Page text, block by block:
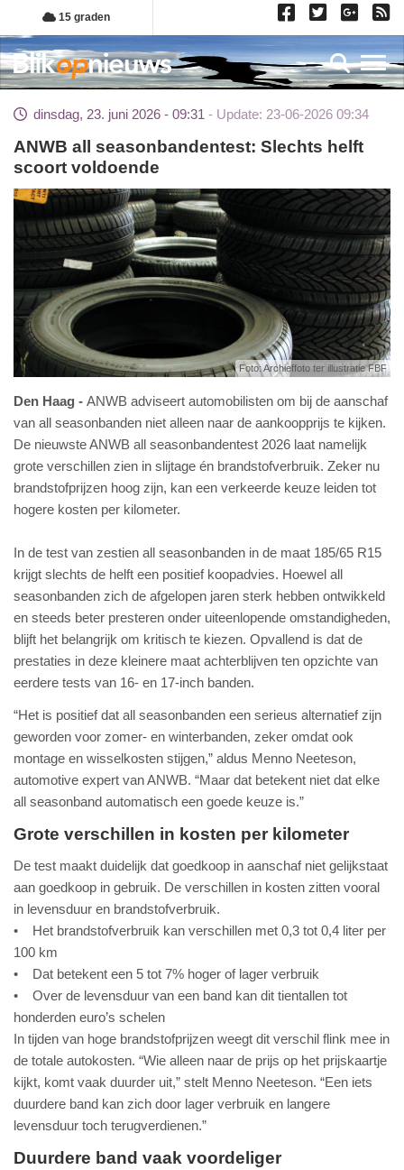
Overslaan
en
naar
de
gaan
15 graden
dinsdag, 23. juni 2026 - 09:31 Update: 23-06-2026 09:34
ANWB all seasonbandentest: Slechts helft
scoort voldoende
Foto: Archieffoto ter illustratie FBF
Den Haag
ANWB adviseert automobilisten om bij de aanschaf
van all seasonbanden niet alleen naar de aankoopprijs te kijken.
De nieuwste ANWB all seasonbandentest 2026 laat namelijk
grote verschillen zien in slijtage én brandstofverbruik. Zeker nu
brandstofprijzen hoog zijn, kan een verkeerde keuze leiden tot
hogere kosten per kilometer.
In de test van zestien all seasonbanden in de maat 185/65 R15
krijgt slechts de helft een positief koopadvies. Hoewel all
seasonbanden zich de afgelopen jaren sterk hebben ontwikkeld
en steeds beter presteren onder uiteenlopende omstandigheden,
blijft het belangrijk om kritisch te kiezen. Opvallend is dat de
prestaties in deze kleinere maat achterblijven ten opzichte van
eerdere tests van 16- en 17-inch banden.
“Het is positief dat all seasonbanden een serieus alternatief zijn
geworden voor zomer- en winterbanden, zeker omdat ook
montage en wisselkosten stijgen,” aldus Menno Neeteson,
automotive expert van ANWB. “Maar dat betekent niet dat elke
all seasonband automatisch een goede keuze is.”
Grote verschillen in kosten per kilometer
De test maakt duidelijk dat goedkoop in aanschaf niet gelijkstaat
aan goedkoop in gebruik. De verschillen in kosten zitten vooral
in levensduur en brandstofverbruik.
• Het brandstofverbruik kan verschillen met 0,3 tot 0,4 liter per
100 km
• Dat betekent een 5 tot 7% hoger of lager verbruik
• Over de levensduur van een band kan dit tientallen tot
honderden euro’s schelen
In tijden van hoge brandstofprijzen weegt dit verschil flink mee in
de totale autokosten. “Wie alleen naar de prijs op het prijskaartje
kijkt, komt vaak duurder uit,” stelt Menno Neeteson. “Een iets
duurdere band kan zich door lager verbruik en langere
levensduur toch terugverdienen.”
Duurdere band vaak voordeliger